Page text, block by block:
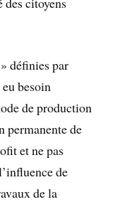
définies par
besoin
de production
permanente de
et ne pas
de
de la